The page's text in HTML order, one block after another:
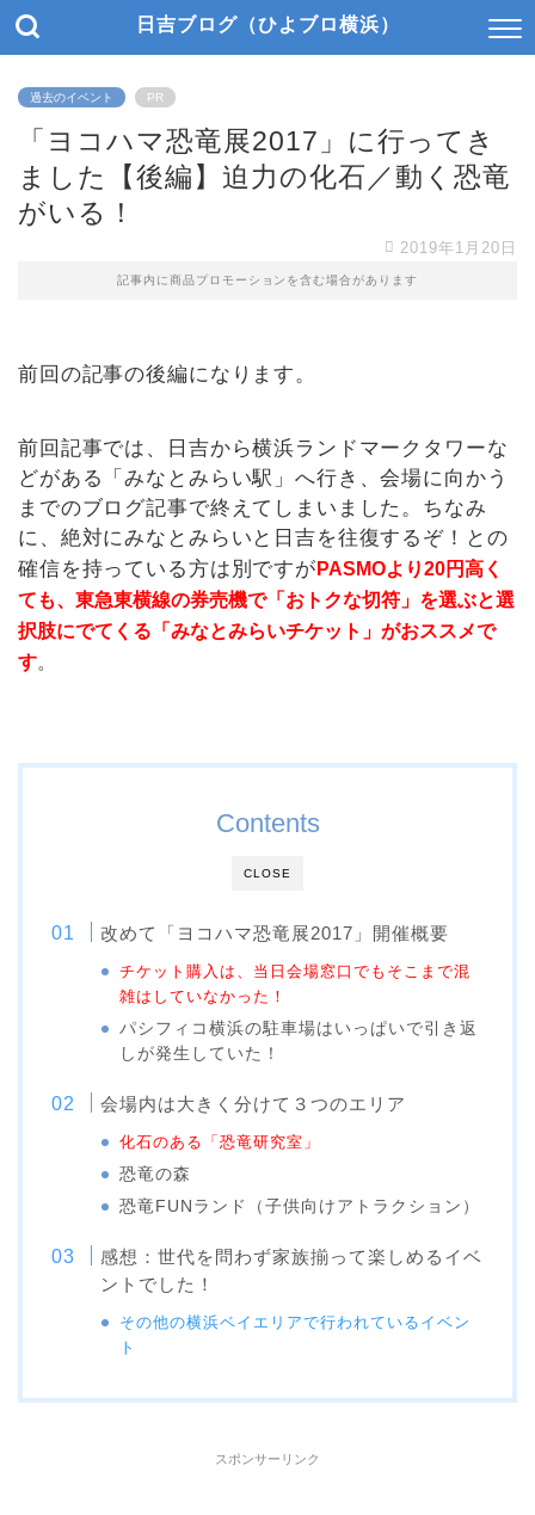
日吉ブログ（ひよブロ横浜）
過去のイベント PR
「ヨコハマ恐竜展2017」に行ってき
ました【後編】迫力の化石／動く恐竜
がいる！
2019年1月20日
記事内に商品プロモーションを含む場合があります
前回の記事の後編になります。
前回記事では、日吉から横浜ランドマークタワーな
どがある「みなとみらい駅」へ行き、会場に向かう
までのブログ記事で終えてしまいました。ちなみ
に、絶対にみなとみらいと日吉を往復するぞ！との
確信を持っている方は別ですが PASMOより20円高く
ても、東急東横線の券売機で「おトクな切符」を選ぶと選
択肢にでてくる「みなとみらいチケット」がおススメで
す。
CLOSE
Contents
改めて「ヨコハマ恐竜展2017」開催概要
チケット購入は、当日会場窓口でもそこまで混
雑はしていなかった！
パシフィコ横浜の駐車場はいっぱいで引き返
しが発生していた！
会場内は大きく分けて３つのエリア
化石のある「恐竜研究室」
恐竜の森
恐竜FUNランド（子供向けアトラクション）
感想：世代を問わず家族揃って楽しめるイベ
ントでした！
その他の横浜ベイエリアで行われているイベン
ト
スポンサーリンク